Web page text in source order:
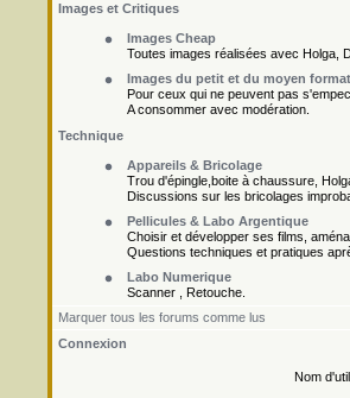
Images et Critiques
Images Cheap
Toutes images réalisées avec Holga,
Images du petit et du moyen
Pour ceux qui ne peuvent pas
A consommer avec modération.
Technique
Appareils & Bricolage
Trou d'épingle,boite à chaussure,
Discussions sur les bricolages
Pellicules & Labo Argentique
Choisir et développer ses films,
Questions techniques et pratiques
Labo Numerique
Scanner , Retouche.
Marquer tous les forums comme lus
Connexion
Nom